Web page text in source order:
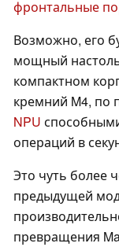
фронтальные
Возможно, его
мощный
компактном
кремний M4, по
NPU
операций в
Это чуть более
предыдущей
превращения